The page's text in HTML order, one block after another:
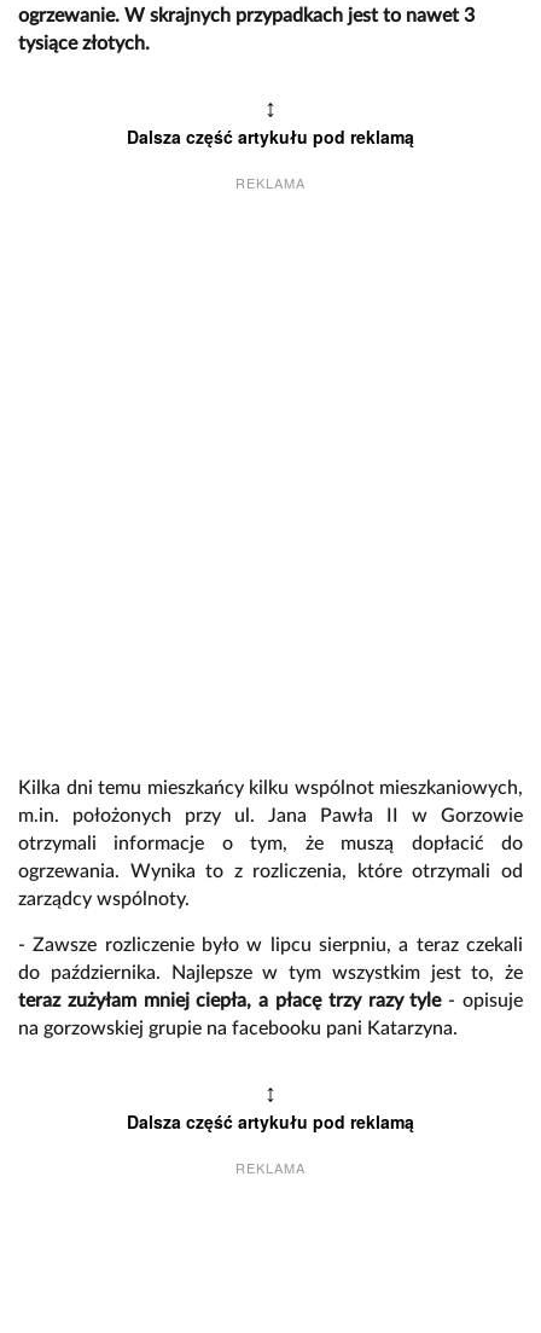
ogrzewanie. W skrajnych przypadkach jest to nawet 3
tysiące złotych.
↕
Dalsza część artykułu pod reklamą
REKLAMA
Kilka dni temu mieszkańcy kilku wspólnot mieszkaniowych,
m.in. położonych przy ul. Jana Pawła II w Gorzowie
otrzymali informacje o tym, że muszą dopłacić do
ogrzewania. Wynika to z rozliczenia, które otrzymali od
zarządcy wspólnoty.
- Zawsze rozliczenie było w lipcu sierpniu, a teraz czekali
do października. Najlepsze w tym wszystkim jest to, że
teraz zużyłam mniej ciepła, a płacę trzy razy tyle- opisuje
na gorzowskiej grupie na facebooku pani Katarzyna.
↕
Dalsza część artykułu pod reklamą
REKLAMA